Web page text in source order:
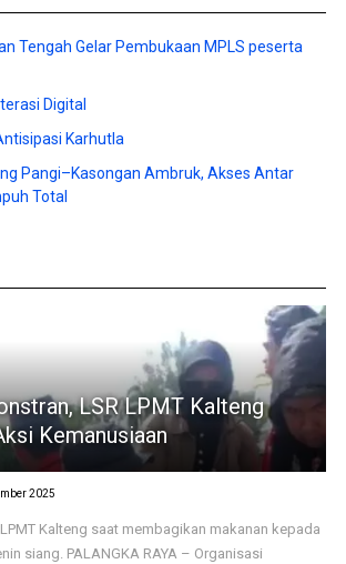
Tengah Gelar Pembukaan MPLS peserta
Digital
Karhutla
Pangi–Kasongan Ambruk, Akses Antar
Total
LSR LPMT Kalteng
Kemanusiaan
2025
Kalteng saat membagikan makanan kepada
siang. PALANGKA RAYA – Organisasi